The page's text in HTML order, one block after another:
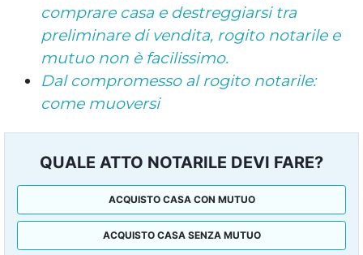
comprare casa e destreggiarsi tra
preliminare di vendita, rogito notarile e
mutuo non è facilissimo.
Dal compromesso al rogito notarile:
come muoversi
QUALE ATTO NOTARILE DEVI FARE?
ACQUISTO CASA CON MUTUO
ACQUISTO CASA SENZA MUTUO